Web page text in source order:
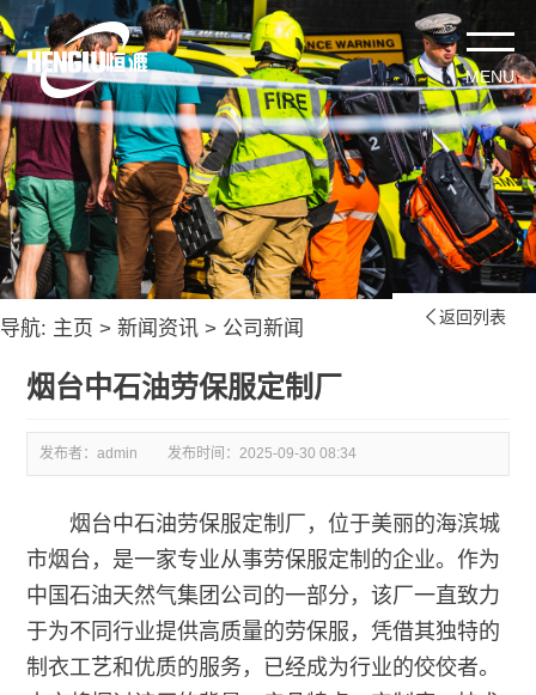
导航: 主页 > 新闻资讯 > 公司新闻  返回列表
烟台中石油劳保服定制厂
发布者：admin 发布时间：2025-09-30 08:34
烟台中石油劳保服定制厂，位于美丽的海滨城
市烟台，是一家专业从事劳保服定制的企业。作为
中国石油天然气集团公司的一部分，该厂一直致力
于为不同行业提供高质量的劳保服，凭借其独特的
制衣工艺和优质的服务，已经成为行业的佼佼者。